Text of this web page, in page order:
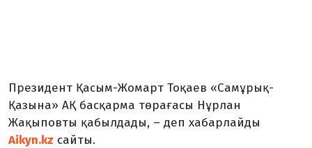
Президент Қасым-Жомарт Тоқаев «Самұрық-
Қазына» АҚ басқарма төрағасы Нұрлан
Жақыповты қабылдады, – деп хабарлайды
Aikyn.kz сайты.